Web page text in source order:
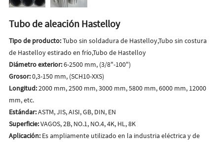
Tubo de aleación Hastelloy
Tipo de producto:Tubo sin soldadura de Hastelloy,Tubo sin costura
de Hastelloy estirado en frío,Tubo de Hastelloy
Diámetro exterior:6-2500 mm, (3/8"-100")
Grosor:0,3-150 mm, (SCH10-XXS)
Longitud:2000 mm, 2500 mm, 3000 mm, 5800 mm, 6000 mm, 12000
mm, etc.
Estándar:ASTM, JIS, AISI, GB, DIN, EN
Superficie:VAGOS, 2B, NO.1, NO.4, 4K, HL, 8K
Aplicación:Es ampliamente utilizado en la industria eléctrica y de